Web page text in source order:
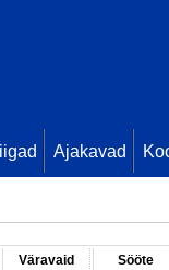
Ajakavad
Väravaid
Sööte